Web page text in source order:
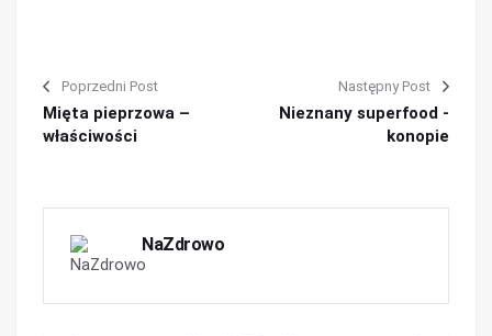
Poprzedni Post
Mięta pieprzowa –
właściwości
Następny Post
Nieznany superfood -
konopie
NaZdrowo